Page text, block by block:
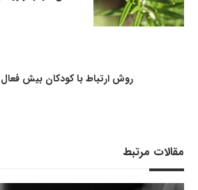
روش ارتباط با کودکان بیش فعال
مقالات مرتبط